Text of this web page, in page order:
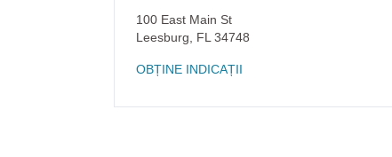
100 East Main St
Leesburg
FL 34748
OBȚINE INDICAȚII